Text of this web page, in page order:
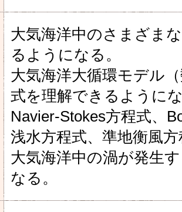
大気海洋中のさまざま
るようになる。
大気海洋大循環モデル
式を理解できるように
Navier-Stokes方程式、
浅水方程式、準地衡風
大気海洋中の渦が発生
なる。